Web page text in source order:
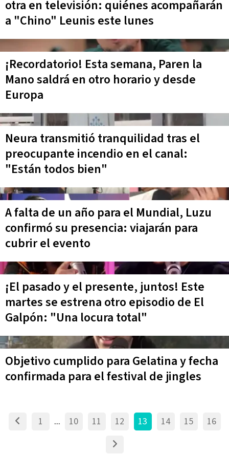
otra en televisión: quiénes acompañarán
a "Chino" Leunis este lunes
¡Recordatorio! Esta semana, Paren la
Mano saldrá en otro horario y desde
Europa
Neura transmitió tranquilidad tras el
preocupante incendio en el canal:
"Están todos bien"
A falta de un año para el Mundial, Luzu
confirmó su presencia: viajarán para
cubrir el evento
¡El pasado y el presente, juntos! Este
martes se estrena otro episodio de El
Galpón: "Una locura total"
Objetivo cumplido para Gelatina y fecha
confirmada para el festival de jingles
1 ... 10 11 12 13 14 15 16